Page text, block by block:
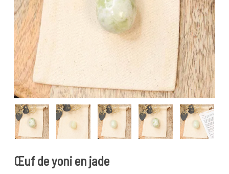
Œuf de yoni en jade